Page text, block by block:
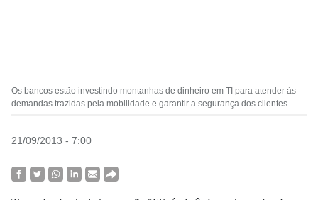
Os bancos estão investindo montanhas de dinheiro em TI para atender às
demandas trazidas pela mobilidade e garantir a segurança dos clientes
21/09/2013 - 7:00